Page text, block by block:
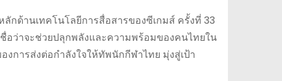
กด้านเทคโนโลยีการสื่อสารของซีเกมส์ ครั้งที่ 33
ชื่อว่าจะช่วยปลุกพลังและความพร้อมของคนไทยใน
การส่งต่อกำลังใจให้ทัพนักกีฬาไทย มุ่งสู่เป้า